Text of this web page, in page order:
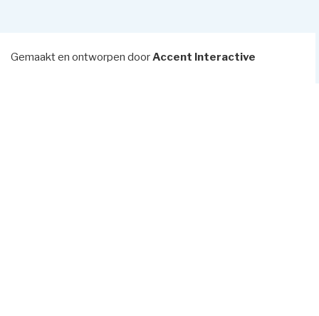
Gemaakt en ontworpen doorAccent Interactive